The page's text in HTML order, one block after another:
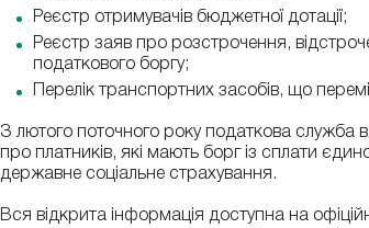
Реєстр отримувачів бюджетної дотації;
Реєстр заяв про розстрочення,
податкового боргу;
Перелік транспортних засобів, що
З лютого поточного року податкова
про платників, які мають борг із сплати
державне соціальне страхування.
Вся відкрита інформація доступна на